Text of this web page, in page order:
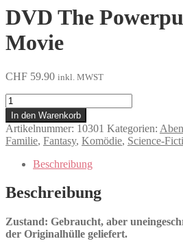
DVD The
Movie
CHF 59.90 inkl. MWST
The
Powerpuff
Girls
Movie
Menge
In den Warenkorb
Artikelnummer: 10301 Kategorien:
Familie, Fantasy, Komödie, Science-
Beschreibung
Beschreibung
Zustand: Gebraucht, aber
der Originalhülle geliefert.